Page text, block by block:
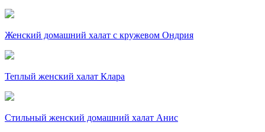
Женский домашний халат с кружевом Ондрия
Теплый женский халат Клара
Стильный женский домашний халат Анис